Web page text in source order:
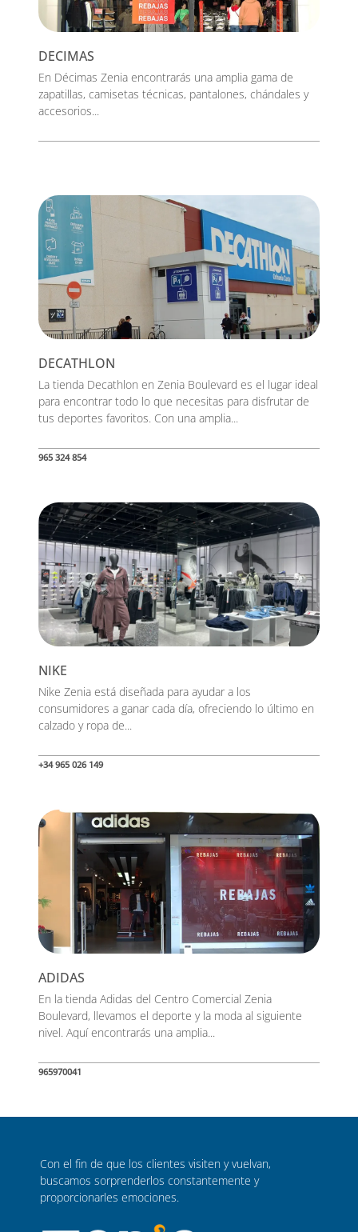
DECIMAS
En Décimas Zenia encontrarás una amplia gama de
zapatillas, camisetas técnicas, pantalones, chándales y
accesorios...
DECATHLON
La tienda Decathlon en Zenia Boulevard es el lugar ideal
para encontrar todo lo que necesitas para disfrutar de
tus deportes favoritos. Con una amplia...
965 324 854
NIKE
Nike Zenia está diseñada para ayudar a los
consumidores a ganar cada día, ofreciendo lo último en
calzado y ropa de...
+34 965 026 149
ADIDAS
En la tienda Adidas del Centro Comercial Zenia
Boulevard, llevamos el deporte y la moda al siguiente
nivel. Aquí encontrarás una amplia...
965970041
Con el fin de que los clientes visiten y vuelvan,
buscamos sorprenderlos constantemente y
proporcionarles emociones.